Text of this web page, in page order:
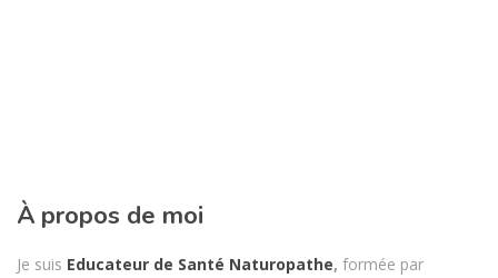
À propos de moi
Je suis Educateur de Santé Naturopathe, formée par